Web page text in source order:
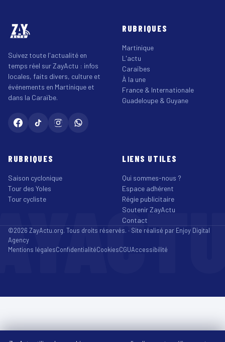
Suivez toute l'actualité en
temps réel sur ZayActu : infos
locales, faits divers, culture et
événements en Martinique et
dans la Caraïbe.
RUBRIQUES
Martinique
L'actu
Caraïbes
À la une
France & Internationale
Guadeloupe & Guyane
RUBRIQUES
Saison cyclonique
Tour des Yoles
Tour cycliste
LIENS UTILES
Qui sommes-nous ?
Espace adhérent
Régie publicitaire
Soutenir ZayActu
Contact
©2026 ZayActu.org. Tous droits réservés. · Site réalisé par Enjoy Digital
Agency
Mentions légalesConfidentialitéCookiesCGUAccessibilité